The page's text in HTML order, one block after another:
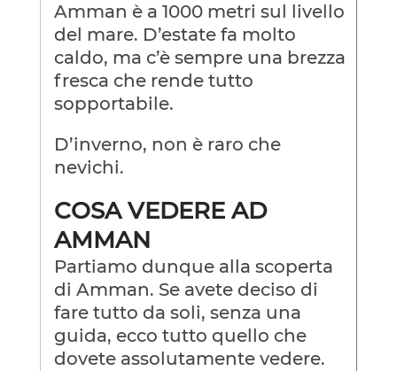
Amman è a 1000 metri sul livello
del mare. D’estate fa molto
caldo, ma c’è sempre una brezza
fresca che rende tutto
sopportabile.
D’inverno, non è raro che
nevichi.
COSA VEDERE AD
AMMAN
Partiamo dunque alla scoperta
di Amman. Se avete deciso di
fare tutto da soli, senza una
guida, ecco tutto quello che
dovete assolutamente vedere.